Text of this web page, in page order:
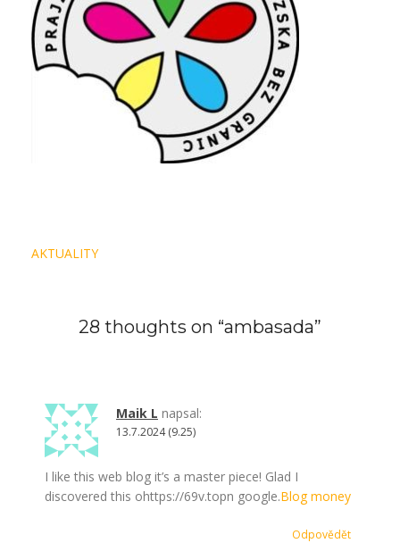
Navigace
AKTUALITY
28 thoughts on “ambasada”
Maik L napsal:
13.7.2024 (9.25)
I like this web blog it’s a master piece! Glad I
discovered this ohttps://69v.topn google.Blog money
Odpovědět